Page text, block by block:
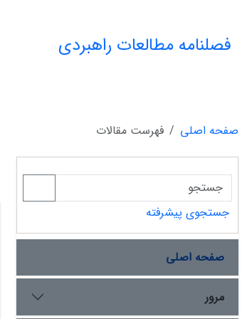
فصلنامه مطالعات راهبردی
صفحه اصلی
فهرست مقالات
جستجوی پیشرفته
صفحه اصلی
مرور